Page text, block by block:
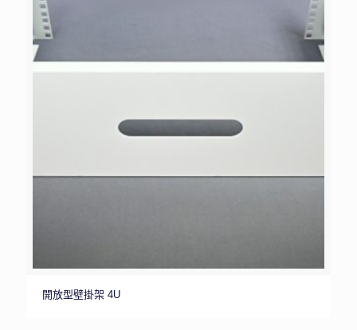
開放型壁掛架 4U